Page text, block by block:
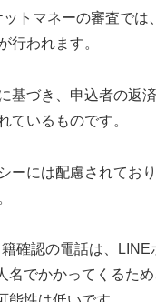
トマネーの審査では
行われます。
基づき、申込者の返
ているものです。
ーには配慮されてお
籍確認の電話は、LINE
名でかかってくるた